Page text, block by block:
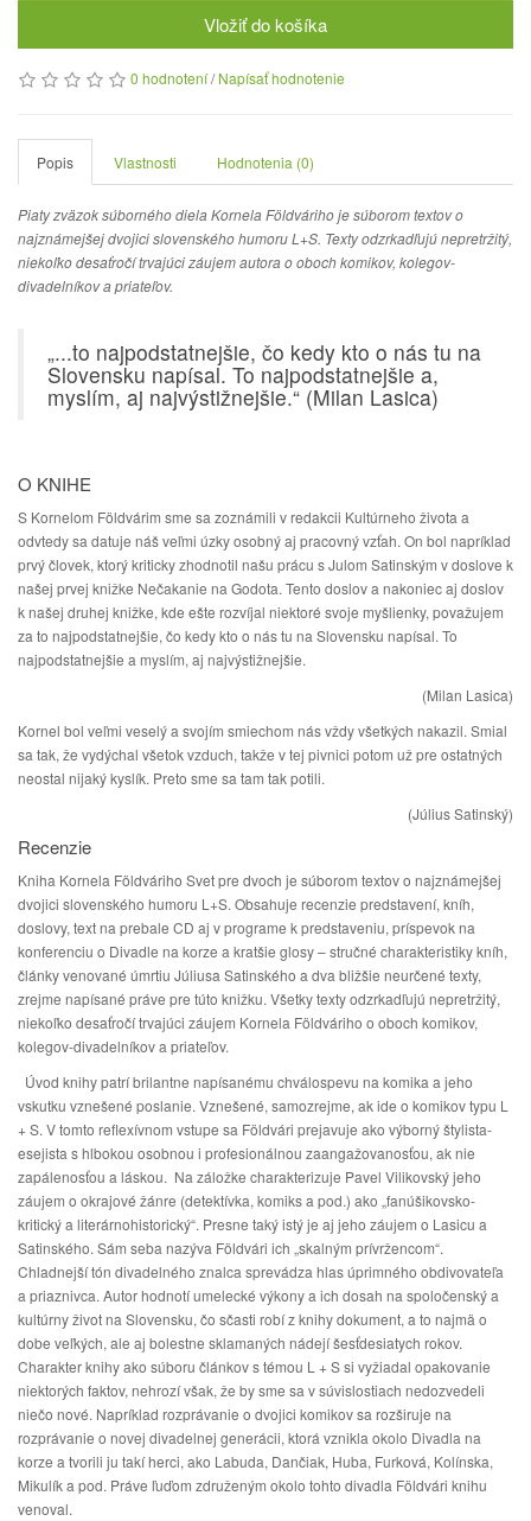
Vložiť do košíka
0 hodnotení/Napísať hodnotenie
Popis Vlastnosti Hodnotenia (0)
Piaty zväzok súborného diela Kornela Földváriho je súborom textov o
najznámejšej dvojici slovenského humoru L+S. Texty odzrkadľujú nepretržitý,
niekoľko desaťročí trvajúci záujem autora o oboch komikov, kolegov-
divadelníkov a priateľov.
„...to najpodstatnejšie, čo kedy kto o nás tu na
Slovensku napísal. To najpodstatnejšie a,
myslím, aj najvýstižnejšie.“ (Milan Lasica)
O KNIHE
S Kornelom Földvárim sme sa zoznámili v redakcii Kultúrneho života a
odvtedy sa datuje náš veľmi úzky osobný aj pracovný vzťah. On bol napríklad
prvý človek, ktorý kriticky zhodnotil našu prácu s Julom Satinským v doslove k
našej prvej knižke Nečakanie na Godota. Tento doslov a nakoniec aj doslov
k našej druhej knižke, kde ešte rozvíjal niektoré svoje myšlienky, považujem
za to najpodstatnejšie, čo kedy kto o nás tu na Slovensku napísal. To
najpodstatnejšie a myslím, aj najvýstižnejšie.
(Milan Lasica)
Kornel bol veľmi veselý a svojím smiechom nás vždy všetkých nakazil. Smial
sa tak, že vydýchal všetok vzduch, takže v tej pivnici potom už pre ostatných
neostal nijaký kyslík. Preto sme sa tam tak potili.
(Július Satinský)
Recenzie
Kniha Kornela Földváriho Svet pre dvoch je súborom textov o najznámejšej
dvojici slovenského humoru L+S. Obsahuje recenzie predstavení, kníh,
doslovy, text na prebale CD aj v programe k predstaveniu, príspevok na
konferenciu o Divadle na korze a kratšie glosy – stručné charakteristiky kníh,
články venované úmrtiu Júliusa Satinského a dva bližšie neurčené texty,
zrejme napísané práve pre túto knižku. Všetky texty odzrkadľujú nepretržitý,
niekoľko desaťročí trvajúci záujem Kornela Földváriho o oboch komikov,
kolegov-divadelníkov a priateľov.
Úvod knihy patrí brilantne napísanému chválospevu na komika a jeho
vskutku vznešené poslanie. Vznešené, samozrejme, ak ide o komikov typu L
+ S. V tomto reflexívnom vstupe sa Földvári prejavuje ako výborný štylista-
esejista s hlbokou osobnou i profesionálnou zaangažovanosťou, ak nie
zapálenosťou a láskou. Na záložke charakterizuje Pavel Vilikovský jeho
záujem o okrajové žánre (detektívka, komiks a pod.) ako „fanúšikovsko-
kritický a literárnohistorický“. Presne taký istý je aj jeho záujem o Lasicu a
Satinského. Sám seba nazýva Földvári ich „skalným prívržencom“.
Chladnejší tón divadelného znalca sprevádza hlas úprimného obdivovateľa
a priaznivca. Autor hodnotí umelecké výkony a ich dosah na spoločenský a
kultúrny život na Slovensku, čo sčasti robí z knihy dokument, a to najmä o
dobe veľkých, ale aj bolestne sklamaných nádejí šesťdesiatych rokov.
Charakter knihy ako súboru článkov s témou L + S si vyžiadal opakovanie
niektorých faktov, nehrozí však, že by sme sa v súvislostiach nedozvedeli
niečo nové. Napríklad rozprávanie o dvojici komikov sa rozširuje na
rozprávanie o novej divadelnej generácii, ktorá vznikla okolo Divadla na
korze a tvorili ju takí herci, ako Labuda, Dančiak, Huba, Furková, Kolínska,
Mikulík a pod. Práve ľuďom združeným okolo tohto divadla Földvári knihu
venoval.